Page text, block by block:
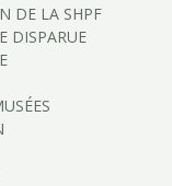
DE LA SHPF
DISPARUE